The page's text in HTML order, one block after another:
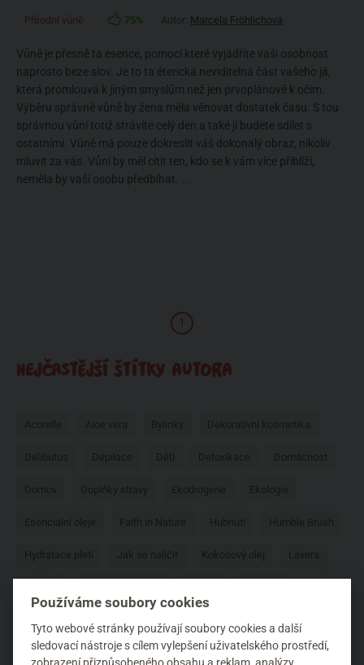
Přírodní vůně 75% Marcela Fröhlichová
Vůně je přesně ta esence, pomocí které vyjádříte vaši osobnost
naprosto beze slov. Je to ta éterická neviditelná část vašeho já,
která promlouvá k jiným smyslům než jen prvoplánově k očím.
Výběru správné vůně by žena měla věnovat dostatek času. S tou
správnou vůní totiž strávíte celý den a také ji budete sdílet s
ostatními. Vůně má pouze dokreslit váš dokonalý obraz, nikoliv
mluvit za vás. Vůni by měl cítit ten, kdo se k vám více přiblíží,
neměla by vaši osobu předbíhat. ...
1
NEJČASTĚJŠÍ ŠTÍTKY AUTORA
Acorelle Aloe vera Bylinky Dekorativní kosmetika
Delibutus Depilace Děti Detoxikace Domácnost
Domov Doplňky stravy Ekodrogerie Ekologie
Esenciální oleje Faith in Nature Hubnutí Humble Brush
Hydratace pleti Jak se nalíčit Kokosový olej Lavera
Péče o pleť Péče o ruce Péče o tělo Péče o vlasy
Používáme soubory cookies
Tyto webové stránky používají soubory cookies a další
sledovací nástroje s cílem vylepšení uživatelského prostředí,